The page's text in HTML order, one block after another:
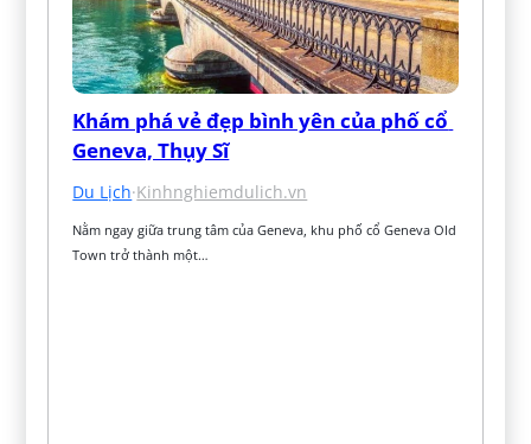
Khám phá vẻ đẹp bình yên của phố cổ
Geneva, Thụy Sĩ
Du Lịch·Kinhnghiemdulich.vn
Nằm ngay giữa trung tâm của Geneva, khu phố cổ Geneva Old
Town trở thành một…